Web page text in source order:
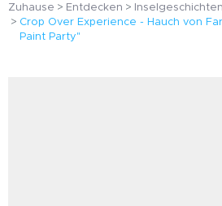
Zuhause Entdecken Inselgeschichten
Crop Over Experience - Hauch von
Paint Party"